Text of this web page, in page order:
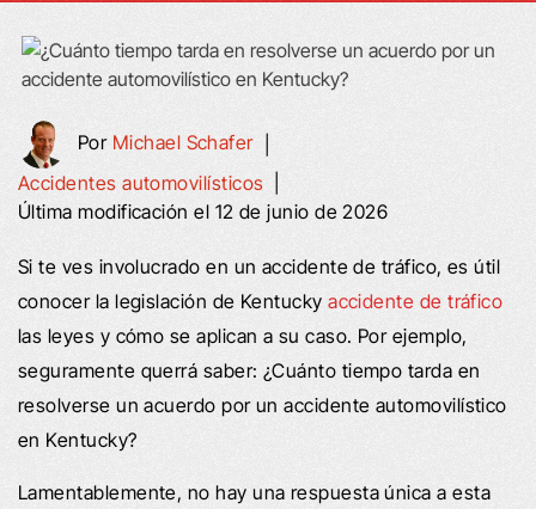
Por Michael Schafer|
Accidentes automovilísticos
Última modificación el 12 de junio de 2026
Si te ves involucrado en un accidente de tráfico, es útil
conocer la legislación de Kentuckyaccidente de tráfico
las leyes y cómo se aplican a su caso. Por ejemplo,
seguramente querrá saber: ¿Cuánto tiempo tarda en
resolverse un acuerdo por un accidente automovilístico
en Kentucky?
Lamentablemente, no hay una respuesta única a esta